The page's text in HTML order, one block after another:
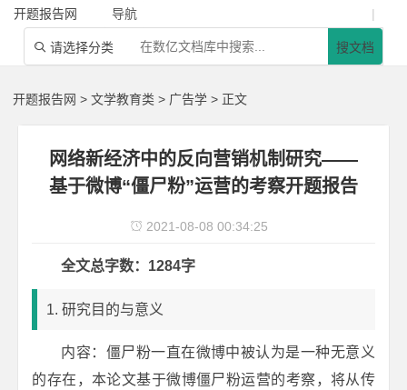
开题报告网 导航 |
 请选择分类 搜文档
开题报告网 >文学教育类 > 广告学 > 正文
网络新经济中的反向营销机制研究——
基于微博“僵尸粉”运营的考察开题报告
 2021-08-08 00:34:25
全文总字数：1284字
1. 研究目的与意义
内容：僵尸粉一直在微博中被认为是一种无意义
的存在，本论文基于微博僵尸粉运营的考察，将从传